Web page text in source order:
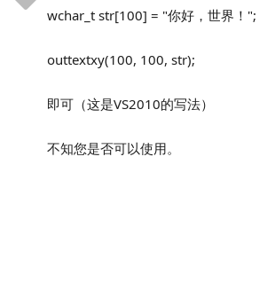
wchar_t str[100] = "你好，世界！";
outtextxy(100, 100, str);
即可（这是VS2010的写法）
不知您是否可以使用。